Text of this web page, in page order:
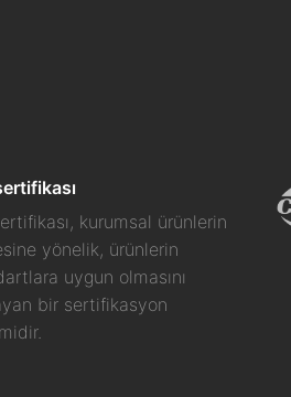
kurumsal ürünlerin
yönelik, ürünlerin
uygun olmasını
bir sertifikasyon